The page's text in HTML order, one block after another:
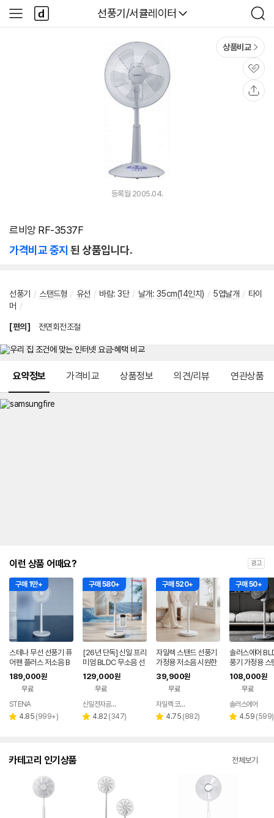
다나와
선풍기/서큘레이터
검
색
사
이
다
나
와
상품비교
관
심
등록월 2005.04.
르비앙 RF-3537F
가격비교 중지 된 상품입니다.
선풍기 / 스탠드형 / 유선 / 바람: 3단 / 날개: 35cm(14인치) / 5엽날개 / 타이
머 /
[편의] 전면회전조절
요약정보 가격비교 상품정보 의견/리뷰 연관상품
이런 상품 어때요? 광고
구매 1만+
스테나 무선 선풍기 퓨
어팬 플러스 저소음 B
LDC 가정용 아기 신생
아
189,000원
무료
STENA
별 4.85 리
(999+)
구매 580+
[26년 단독] 신일 프리
미엄 BLDC 무소음 선
풍기 35cm 서큘레이
터 아이보리
129,000원
무료
페이
신일전자공식인증 베스트바이
별 4.82 리
(347)
구매 520+
자일렉 스탠드 선풍기
가정용 저소음 시원한
사무실 리모컨 써큘레
이터 ZL-224RC
39,900원
무료
페이
자일렉 코리아
별 4.75 리
(882)
구매 50+
솔러스에어
풍기 가정용 스
풍기 사무실 무
108,000원
무료
페
솔러스에어
별 4.59 리
(599)
카테고리 인기상품 전체보기